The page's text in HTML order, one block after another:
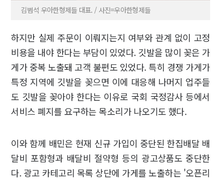
김범석 우아한형제들 대표. / 사진=우아한형제들
하지만 실제 주문이 이뤄지는지 여부와 관계 없이 고정
비용을 내야 한다는 부담이 있었다. 깃발을 많이 꽂은 가
게가 중복 노출돼 고객 불편도 있었다. 특히 경쟁 가게가
특정 지역에 깃발을 꽂으면 이에 대응해 나머지 업주들
도 깃발을 꽂아야 한다는 이유로 국회 국정감사 등에서
서비스 폐지를 요구하는 목소리가 나오기도 했다.
이와 함께 배민은 현재 신규 가입이 중단된 한집배달 배
달비 포함형과 배달비 절약형 등의 광고상품도 중단한
다. 광고 카테고리 목록 상단에 가게를 노출하는 '오픈리